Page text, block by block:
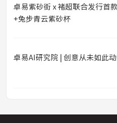
卓易紫砂街 x 褚超联合发行首
+兔步青云紫砂杯
卓易AI研究院 | 创意从未如此动